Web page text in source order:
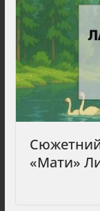
«Мати»